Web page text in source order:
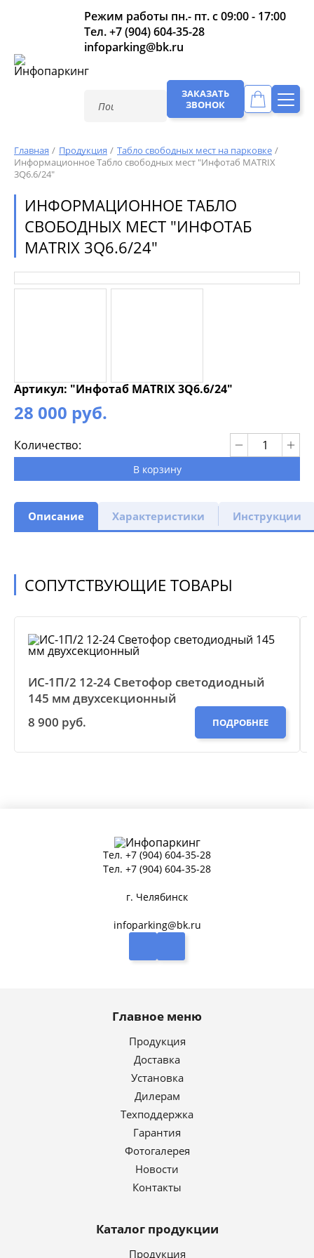
Режим работы пн.- пт. с 09:00 - 17:00
Тел.+7 (904) 604-35-28
infoparking@bk.ru
ЗАКАЗАТЬ
ЗВОНОК
Главная Продукция
Табло свободных мест на парковке
Информационное Табло свободных мест "Инфотаб MATRIX
3Q6.6/24"
ИНФОРМАЦИОННОЕ ТАБЛО
СВОБОДНЫХ МЕСТ "ИНФОТАБ
MATRIX 3Q6.6/24"
Артикул: "Инфотаб MATRIX 3Q6.6/24"
28 000 руб.
Количество:
В корзину
Описание Характеристики Инструкции
СОПУТСТВУЮЩИЕ ТОВАРЫ
ИС-1П/2 12-24 Светофор светодиодный
145 мм двухсекционный
8 900 руб.
ПОДРОБНЕЕ
Тел. +7 (904) 604-35-28
Тел. +7 (904) 604-35-28
г. Челябинск
infoparking@bk.ru
Главное меню
Продукция
Доставка
Установка
Дилерам
Техподдержка
Гарантия
Фотогалерея
Новости
Контакты
Каталог продукции
Продукция